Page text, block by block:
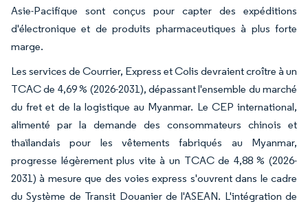
Asie-Pacifique sont conçus pour capter des expéditions
d'électronique et de produits pharmaceutiques à plus forte
marge.
Les services de Courrier, Express et Colis devraient croître à un
TCAC de 4,69 % (2026-2031), dépassant l'ensemble du marché
du fret et de la logistique au Myanmar. Le CEP international,
alimenté par la demande des consommateurs chinois et
thaïlandais pour les vêtements fabriqués au Myanmar,
progresse légèrement plus vite à un TCAC de 4,88 % (2026-
2031) à mesure que des voies express s'ouvrent dans le cadre
du Système de Transit Douanier de l'ASEAN. L'intégration de